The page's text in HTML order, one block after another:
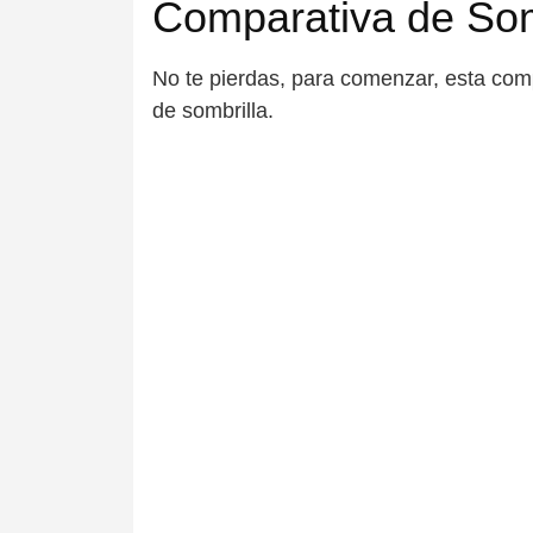
Comparativa de
No te pierdas, para comenzar, esta
de sombrilla.